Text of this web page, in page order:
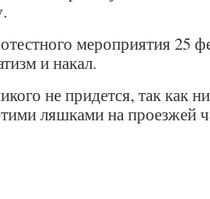
мероприятия 25
и накал.
не придется, так как
ляшками на проезжей